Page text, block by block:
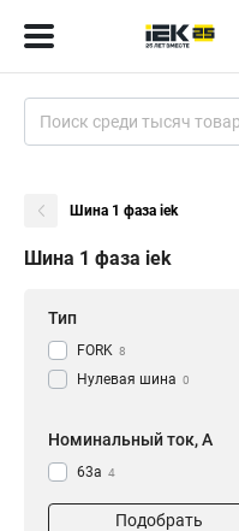
Шина 1 фаза iek
Шина 1 фаза iek
Тип
FORK 8
Нулевая шина 0
Номинальный ток, А
63а 4
100a 4
Подобрать